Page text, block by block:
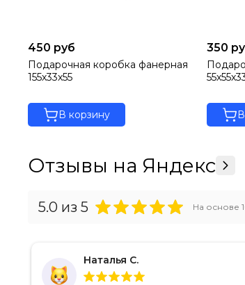
Если вы любите пофилософствовать или
символа. Оберег будет давать силы и
Купить кулон Уроборос из мельхиора
качество изделия, выполненного
450 руб
Подарочная коробка фанерная
155х33х55
В корзину
350
Отзывы на Яндекс
5.0 из 5 На основе
Наталья С.